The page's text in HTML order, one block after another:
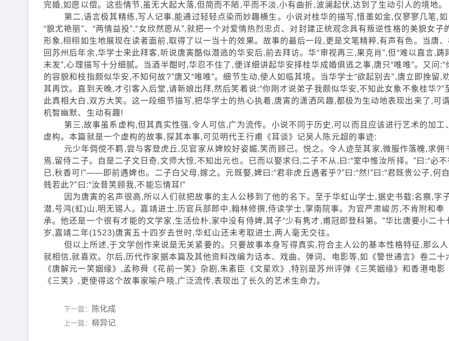
完婚,如愿以偿。这些情节,虽无大起大落,但简而不陋,平而不淡,小有曲折,波澜起伏,达到了生动引人的境地。
第二,语言极其精练,写人记事,能通过轻轻点染而妙趣横生。小说对桂华的描写,惜墨如金,仅寥寥几笔,如
“貌尤艳丽”、“两情益投”,“女欣然愿从”,就把一个对爱情热烈忠贞、对封建正统观念具有叛逆性格的美貌女子
形象,栩栩如生地展现在读者面前,取得了以一当十的效果。故事的最后一段,更是文笔精粹,有声有色。当唐、
回苏州后年余,华学士来此拜客,听说唐寅酷似潜逃的华安后,前去拜访。华“审视再三,果克肖”,但“难以直言,踌
未发”,心理描写十分细腻。当酒半酣时,华忍不住了,便详细讲起华安择桂华成婚俱逃之事,唐只“唯唯”。又问:“
的容貌和枝指颇似华安,不知何故?”唐又“唯唯”。细节生动,使人如临其境。当华学士“欲起别去”,唐立即挽留,
其再饮。直到天晚,才引客入后堂,请新娘出拜,然后笑着说:“你刚才说弟子我颇似华安,不知此女象不象桂华?”
此真相大白,双方大笑。这一段细节描写,把华学士的热心执着,唐寅的潇洒风趣,都极为生动地表现出来了,可谓
机智幽默、生动有趣!
第三,故事虽系虚构,但其真实性强,令人可信,广为流传。小说不同于历史,可以而且应该进行艺术的加工
虚构。本篇就是一个虚构的故事,探其本事,可见明代王行甫《耳谈》记吴人陈元超的事迹:
元少年倜傥不羁,尝与客登虎丘,见官家从婢姣好姿媚,笑而顾己。悦之。令人迹至其家,微服作落魄,求佣
焉,留侍二子。自是二子文日奇,文师大惊,不知出元也。已而以娶求归,二子不从,曰:“室中惟汝所择。”曰:“必不
已,秋香可!”——即前遇婢也。二子白父母,嫁之。元既娶,婢曰:“君非虎丘遇者乎?”曰:“然!”曰:“君既贵公子,何自
贱若此?”曰:“汝昔笑顾我,不能忘情耳!”
因为唐寅的名声很高,所以人们就把故事的主人公移到了他的名下。至于华虹山学士,据史书载:名察,字
潜,号鸿(虹)山,明无锡人。嘉靖进士,历官兵部郎中,翰林修撰,侍读学士,掌南院事。为官严肃峻厉,不肯附和奉
承。他还是一个很有才能的文学家,生活俭朴,家中没有侍婢,其子“少有隽才,甫冠即登科第。”华比唐要小二十
岁,嘉靖二年(1523)唐寅五十四岁去世时,华虹山还未考取进士,两人毫无交往。
但以上所述,于文学创作来说是无关紧要的。只要故事本身写得真实,符合主人公的基本性格特征,那么人
就相信,就喜欢。尔后,历代作家据本篇及其他资料改编为话本、戏曲、弹词、电影等,如《警世通言》卷二十
《唐解元一笑姻缘》,孟称舜《花前一笑》杂剧,朱素臣《文星欢》,特别是苏州评弹《三笑姻缘》和香港电影
《三笑》,更使得这个故事家喻户晓,广泛流传,表现出了长久的艺术生命力。
下一篇： 陈化成
上一篇： 柳异记